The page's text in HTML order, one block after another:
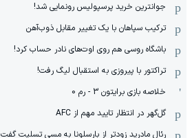
جوانترین خرید پرسپولیس رونمایی شد!
ترکیب سپاهان با یک تغییر مقابل ذوب‌آهن
باشگاه روسی هم روی اوت‌های نادر حساب کرد!
تراکتور با پیروزی به استقبال لیگ رفت!
خلاصه بازی برایتون 3 - رم 0
گل‌گهر در انتظار تایید مهم از ‌AFC
رئال مادرید زودتر از بارسلونا به مسی تسلیت گفت